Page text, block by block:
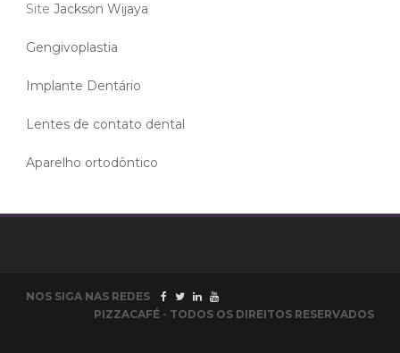
Site Jackson Wijaya
Gengivoplastia
Implante Dentário
Lentes de contato dental
Aparelho ortodôntico
NOS SIGA NAS REDES
PIZZACAFÉ - TODOS OS DIREITOS RESERVADOS